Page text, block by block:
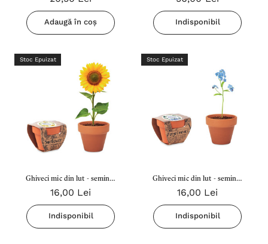
Adaugă în coș
Dumnezeul tău...
Indisponibil
Stoc Epuizat
Ghiveci mic din lut - seminte
- Floarea Soarelui
16,00 Lei
Indisponibil
Stoc Epuizat
Ghiveci mic din lut - seminte
- Flori de nu ma uita
16,00 Lei
Indisponibil